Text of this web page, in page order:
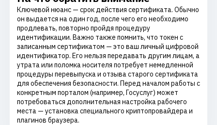
Ключевой нюанс — срок действия сертификата. Обычно
он выдается на один год, после чего его необходимо
продлевать, повторно пройдя процедуру
идентификации. Важно также помнить, что токен с
записанным сертификатом — это ваш личный цифровой
идентификатор. Его нельзя передавать другим лицам, а
утрата или поломка носителя потребует немедленной
процедуры перевыпуска и отзыва старого сертификата
для обеспечения безопасности. Перед началом работы с
конкретным порталом (например, Госуслуг) может
потребоваться дополнительная настройка рабочего
места — установка специального криптопровайдера и
плагинов браузера.